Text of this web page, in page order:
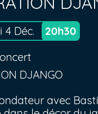
4 Déc.
20h30
DJANGO
avec